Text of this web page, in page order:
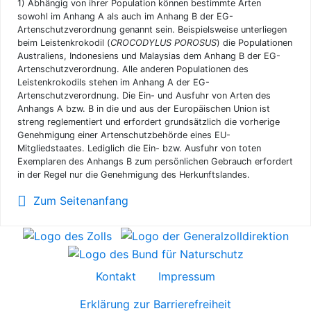
1) Abhängig von ihrer Population können bestimmte Arten
sowohl im Anhang A als auch im Anhang B der EG-
Artenschutzverordnung genannt sein. Beispielsweise unterliegen
beim Leistenkrokodil (CROCODYLUS POROSUS) die Populationen
Australiens, Indonesiens und Malaysias dem Anhang B der EG-
Artenschutzverordnung. Alle anderen Populationen des
Leistenkrokodils stehen im Anhang A der EG-
Artenschutzverordnung. Die Ein- und Ausfuhr von Arten des
Anhangs A bzw. B in die und aus der Europäischen Union ist
streng reglementiert und erfordert grundsätzlich die vorherige
Genehmigung einer Artenschutzbehörde eines EU-
Mitgliedstaates. Lediglich die Ein- bzw. Ausfuhr von toten
Exemplaren des Anhangs B zum persönlichen Gebrauch erfordert
in der Regel nur die Genehmigung des Herkunftslandes.
Zum Seitenanfang
Kontakt
Impressum
Erklärung zur Barrierefreiheit